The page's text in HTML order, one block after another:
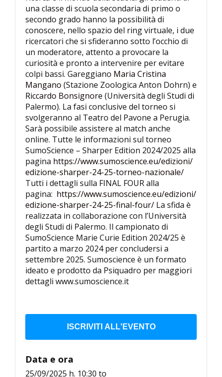
una classe di scuola secondaria di primo o
secondo grado hanno la possibilità di
conoscere, nello spazio del ring virtuale, i due
ricercatori che si sfideranno sotto l’occhio di
un moderatore, attento a provocare la
curiosità e pronto a intervenire per evitare
colpi bassi. Gareggiano Maria Cristina
Mangano (Stazione Zoologica Anton Dohrn) e
Riccardo Bonsignore (Università degli Studi di
Palermo). La fasi conclusive del torneo si
svolgeranno al Teatro del Pavone a Perugia.
Sarà possibile assistere al match anche
online. Tutte le informazioni sul torneo
SumoScience – Sharper Edition 2024/2025 alla
pagina https://www.sumoscience.eu/edizioni/
edizione-sharper-24-25-torneo-nazionale/
Tutti i dettagli sulla FINAL FOUR alla
pagina: https://www.sumoscience.eu/edizioni/
edizione-sharper-24-25-final-four/ La sfida è
realizzata in collaborazione con l’Università
degli Studi di Palermo. Il campionato di
SumoScience Marie Curie Edition 2024/25 è
partito a marzo 2024 per concludersi a
settembre 2025. Sumoscience è un formato
ideato e prodotto da Psiquadro per maggiori
dettagli www.sumoscience.it
ISCRIVITI ALL'EVENTO
Data e ora
25/09/2025 h. 10:30 to